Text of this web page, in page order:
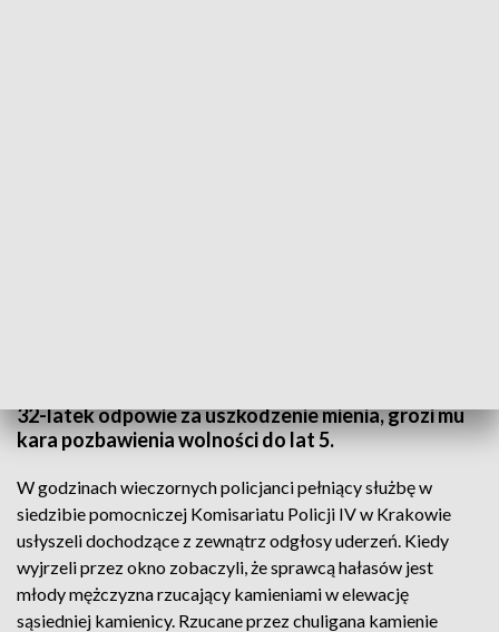
32-latek odpowie za uszkodzenie mienia, grozi mu
kara pozbawienia wolności do lat 5.
W godzinach wieczornych policjanci pełniący służbę w
siedzibie pomocniczej Komisariatu Policji IV w Krakowie
usłyszeli dochodzące z zewnątrz odgłosy uderzeń. Kiedy
wyjrzeli przez okno zobaczyli, że sprawcą hałasów jest
młody mężczyzna rzucający kamieniami w elewację
sąsiedniej kamienicy. Rzucane przez chuligana kamienie